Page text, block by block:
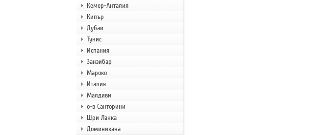
Кемер-Анталия
Кипър
Дубай
Тунис
Испания
Занзибар
Мароко
Италия
Малдиви
о-в Санторини
Шри Ланка
Доминикана